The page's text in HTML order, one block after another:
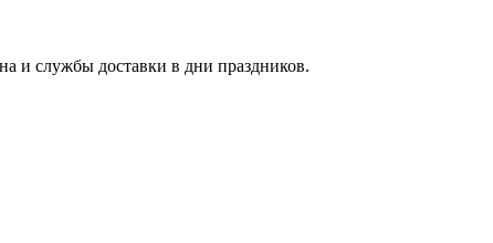
и службы доставки в дни праздников.